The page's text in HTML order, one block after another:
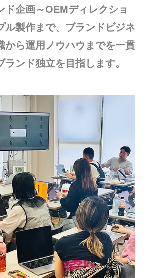
ド企画～OEMディレクショ
ル製作まで、ブランドビジネ
から運用ノウハウまでを一貫
ランド独立を目指します。